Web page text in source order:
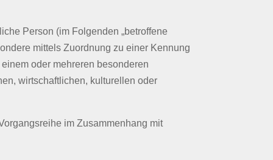
Person (im Folgenden „betroffene
mittels Zuordnung zu einer Kennung
oder mehreren besonderen
wirtschaftlichen, kulturellen oder
im Zusammenhang mit